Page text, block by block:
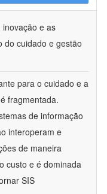
inovação e as
do cuidado e gestão
para o cuidado e a
fragmentada.
de informação
interoperam e
de maneira
custo e é dominada
SIS